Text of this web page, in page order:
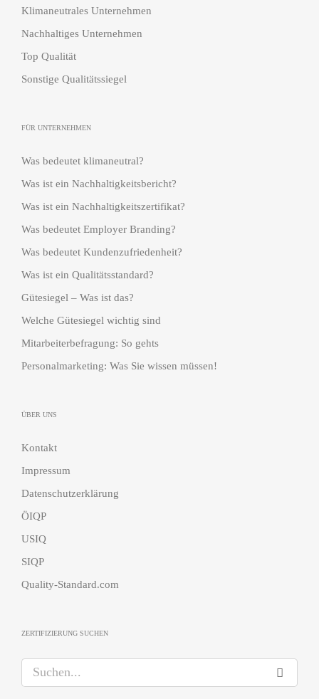
Klimaneutrales Unternehmen
Nachhaltiges Unternehmen
Top Qualität
Sonstige Qualitätssiegel
FÜR UNTERNEHMEN
Was bedeutet klimaneutral?
Was ist ein Nachhaltigkeitsbericht?
Was ist ein Nachhaltigkeitszertifikat?
Was bedeutet Employer Branding?
Was bedeutet Kundenzufriedenheit?
Was ist ein Qualitätsstandard?
Gütesiegel – Was ist das?
Welche Gütesiegel wichtig sind
Mitarbeiterbefragung: So gehts
Personalmarketing: Was Sie wissen müssen!
ÜBER UNS
Kontakt
Impressum
Datenschutzerklärung
ÖIQP
USIQ
SIQP
Quality-Standard.com
ZERTIFIZIERUNG SUCHEN
u